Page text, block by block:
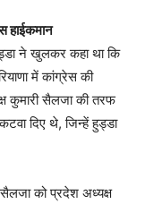
हाईकमान
ने खुलकर कहा था कि
में कांग्रेस की
कुमारी सैलजा की तरफ
दिए थे, जिन्हें हुड्डा
को प्रदेश अध्यक्ष